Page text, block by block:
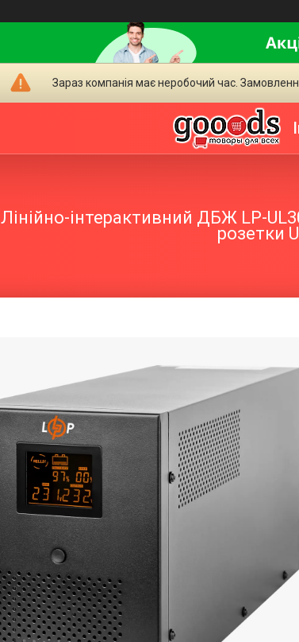
Зараз компанія має неробочий час.
Лінійно-інтерактивний ДБЖ LP-
розетки